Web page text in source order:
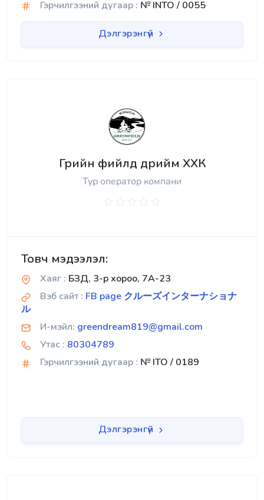
Гэрчилгээний дугаар : № INTO / 0055
Дэлгэрэнгүй
Грийн фийлд дрийм ХХК
Тур оператор компани
Товч мэдээлэл:
Хаяг : БЗД, 3-р хороо, 7А-23
Вэб сайт : FB page クルーズインターナショナ
ル
И-мэйл: greendream819@gmail.com
Утас : 80304789
Гэрчилгээний дугаар : № ITO / 0189
Дэлгэрэнгүй